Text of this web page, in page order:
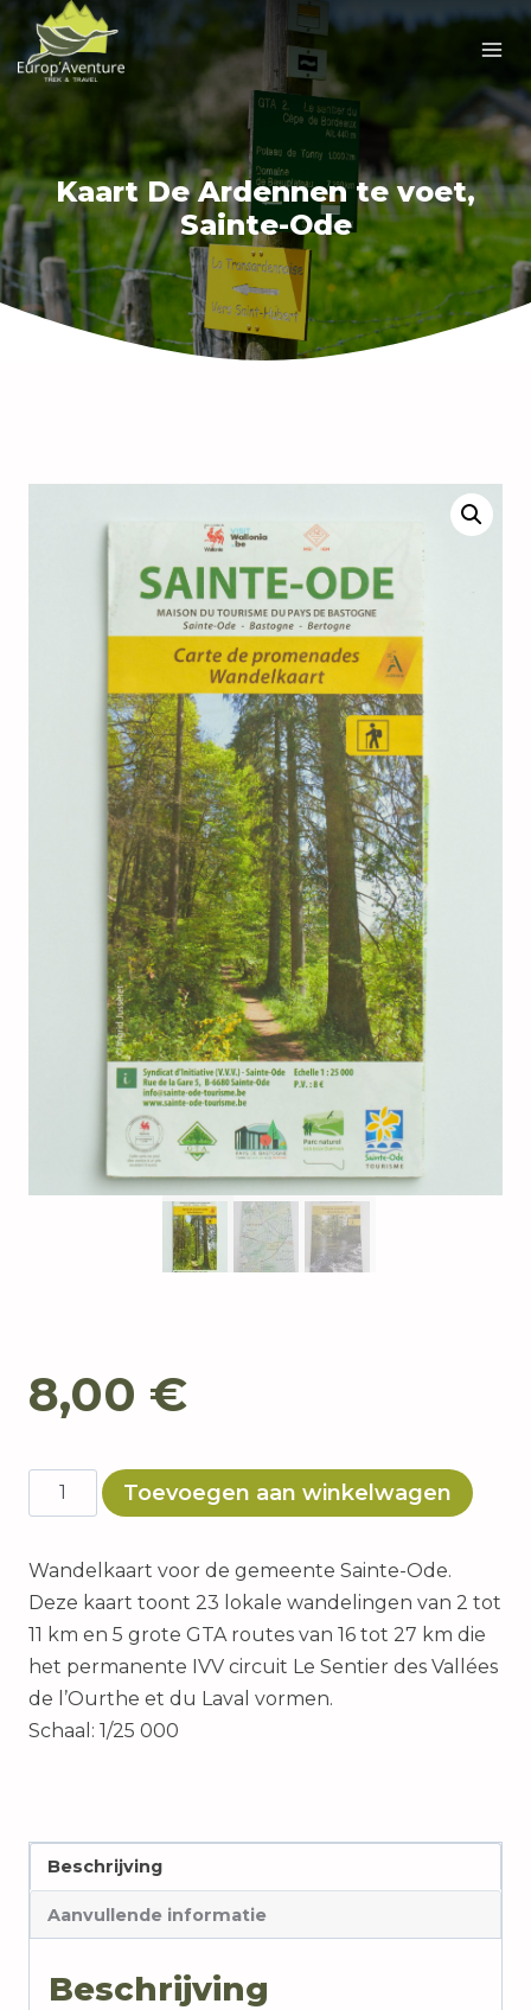
Doorgaan
naar
inhoud
Kaart De Ardennen te voet,
Sainte-Ode
8,00 €
Kaart
De
te
voet,
Sainte-
Ode
aantal
Toevoegen aan winkelwagen
Wandelkaart voor de gemeente Sainte-Ode.
Deze kaart toont 23 lokale wandelingen van 2 tot
11 km en 5 grote GTA routes van 16 tot 27 km die
het permanente IVV circuit Le Sentier des Vallées
de l’Ourthe et du Laval vormen.
Schaal: 1/25 000
Beschrijving
Aanvullende informatie
Beschrijving